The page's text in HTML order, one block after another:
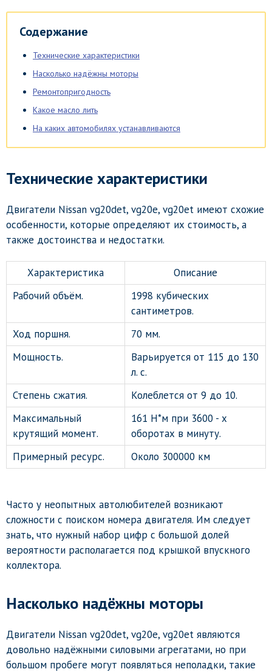
Содержание
Технические характеристики
Насколько надёжны моторы
Ремонтопригодность
Какое масло лить
На каких автомобилях устанавливаются
Технические характеристики
Двигатели Nissan vg20det, vg20e, vg20et имеют схожие
особенности, которые определяют их стоимость, а
также достоинства и недостатки.
Характеристика
Описание
Рабочий объём.
1998 кубических
сантиметров.
Ход поршня.
70 мм.
Мощность.
Варьируется от 115 до 130
л. с.
Степень сжатия.
Колеблется от 9 до 10.
Максимальный
крутящий момент.
161 Н*м при 3600 - х
оборотах в минуту.
Примерный ресурс.
Около 300000 км
Часто у неопытных автолюбителей возникают
сложности с поиском номера двигателя. Им следует
знать, что нужный набор цифр с большой долей
вероятности располагается под крышкой впускного
коллектора.
Насколько надёжны моторы
Двигатели Nissan vg20det, vg20e, vg20et являются
довольно надёжными силовыми агрегатами, но при
большом пробеге могут появляться неполадки, такие